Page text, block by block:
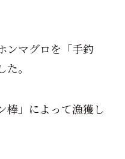
ンマグロを「手釣
。
棒」によって漁獲し